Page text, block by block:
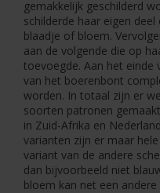
gemakkelijk geschilderd
schilderde haar eigen
blaadje of bloem.
aan de volgende die op
toevoegde. Aan het einde
van het boerenbont
worden. In totaal zijn er
soorten patronen
in Zuid-Afrika en
varianten zijn er maar
variant van de andere
dan bijvoorbeeld niet
bloem kan net een